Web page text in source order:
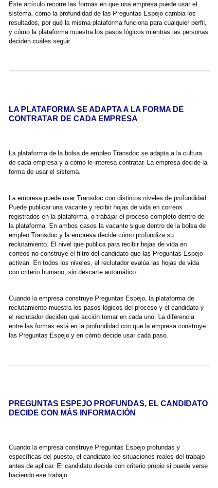
Este artículo recorre las formas en que una empresa puede usar el
sistema, cómo la profundidad de las Preguntas Espejo cambia los
resultados, por qué la misma plataforma funciona para cualquier perfil,
y cómo la plataforma muestra los pasos lógicos mientras las personas
deciden cuáles seguir.
LA PLATAFORMA SE ADAPTA A LA FORMA DE
CONTRATAR DE CADA EMPRESA
La plataforma de la bolsa de empleo Transdoc se adapta a la cultura
de cada empresa y a cómo le interesa contratar. La empresa decide la
forma de usar el sistema.
La empresa puede usar Transdoc con distintos niveles de profundidad.
Puede publicar una vacante y recibir hojas de vida en correos
registrados en la plataforma, o trabajar el proceso completo dentro de
la plataforma. En ambos casos la vacante sigue dentro de la bolsa de
empleo Transdoc y la empresa decide cómo profundiza su
reclutamiento. El nivel que publica para recibir hojas de vida en
correos no construye el filtro del candidato que las Preguntas Espejo
activan. En todos los niveles, el reclutador evalúa las hojas de vida
con criterio humano, sin descarte automático.
Cuando la empresa construye Preguntas Espejo, la plataforma de
reclutamiento muestra los pasos lógicos del proceso y el candidato y
el reclutador deciden qué acción tomar en cada uno. La diferencia
entre las formas está en la profundidad con que la empresa construye
las Preguntas Espejo y en cómo decide usar cada paso.
PREGUNTAS ESPEJO PROFUNDAS, EL CANDIDATO
DECIDE CON MÁS INFORMACIÓN
Cuando la empresa construye Preguntas Espejo profundas y
específicas del puesto, el candidato lee situaciones reales del trabajo
antes de aplicar. El candidato decide con criterio propio si puede verse
haciendo ese trabajo.